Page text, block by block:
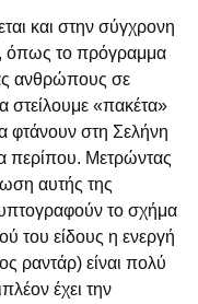
και στην σύγχρονη
όπως το πρόγραμμα
ανθρώπους σε
στείλουμε «πακέτα»
φτάνουν στη Σελήνη
περίπου. Μετρώντας
αυτής της
το σχήμα
του είδους η ενεργή
ραντάρ) είναι πολύ
έχει την